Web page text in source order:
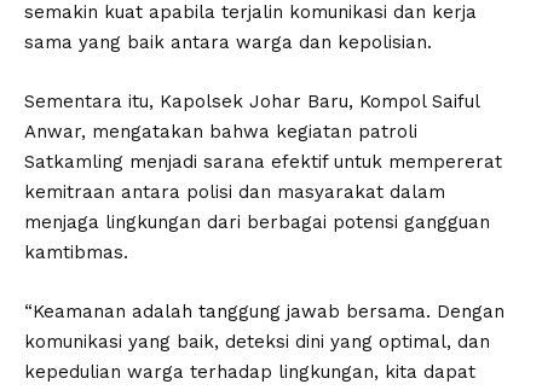
semakin kuat apabila terjalin komunikasi dan kerja
sama yang baik antara warga dan kepolisian.
Sementara itu, Kapolsek Johar Baru, Kompol Saiful
Anwar, mengatakan bahwa kegiatan patroli
Satkamling menjadi sarana efektif untuk mempererat
kemitraan antara polisi dan masyarakat dalam
menjaga lingkungan dari berbagai potensi gangguan
kamtibmas.
“Keamanan adalah tanggung jawab bersama. Dengan
komunikasi yang baik, deteksi dini yang optimal, dan
kepedulian warga terhadap lingkungan, kita dapat